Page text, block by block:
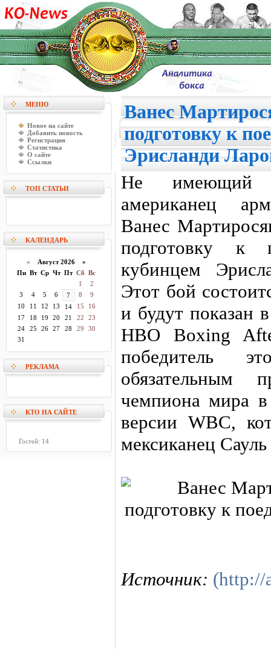
МЕНЮ
Новое на сайте
Добавить новость
Регистрация
Статистика
О сайте
Ссылки
ТОП СТАТЬИ
КАЛЕНДАРЬ
« Август 2026 »
Пн Вт Ср Чт Пт Сб Вс
1
2
3
4 5 6 7 8
9
10
11 12 13 14 15
16
17
18 19 20 21 22
23
24
25 26 27 28 29
30
31
РЕКЛАМА
КТО НА САЙТЕ
Гостей: 14
Ванес
подготовку к
Эрисланди
Не имеющий
американец
Ванес
подготовку к
кубинцем
Этот бой
и будут показан
HBO Boxing
победитель
обязательным
чемпиона мира
версии WBC,
мексиканец
Источник: (http://